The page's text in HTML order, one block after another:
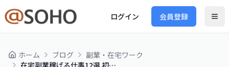
ログイン 会員登録
ホーム ブログ
副業・在宅ワーク
在宅副業稼げる仕事12選 初心者が月5万円を狙う順番